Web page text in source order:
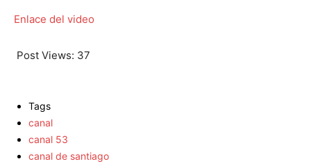
Enlace del video
Post Views: 37
Tags
canal
canal 53
canal de santiago